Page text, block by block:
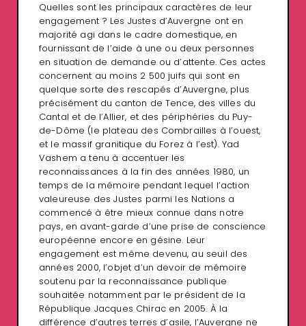
Quelles sont les principaux caractères de leur
engagement ? Les Justes d’Auvergne ont en
majorité agi dans le cadre domestique, en
fournissant de l’aide à une ou deux personnes
en situation de demande ou d’attente. Ces actes
concernent au moins 2 500 juifs qui sont en
quelque sorte des rescapés d’Auvergne, plus
précisément du canton de Tence, des villes du
Cantal et de l’Allier, et des périphéries du Puy-
de-Dôme (le plateau des Combrailles à l’ouest,
et le massif granitique du Forez à l’est). Yad
Vashem a tenu à accentuer les
reconnaissances à la fin des années 1980, un
temps de la mémoire pendant lequel l’action
valeureuse des Justes parmi les Nations a
commencé à être mieux connue dans notre
pays, en avant-garde d’une prise de conscience
européenne encore en gésine. Leur
engagement est même devenu, au seuil des
années 2000, l’objet d’un devoir de mémoire
soutenu par la reconnaissance publique
souhaitée notamment par le président de la
République Jacques Chirac en 2005. À la
différence d’autres terres d’asile, l’Auvergne ne